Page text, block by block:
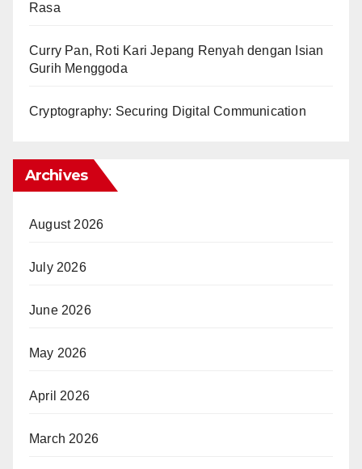
Rasa
Curry Pan, Roti Kari Jepang Renyah dengan Isian
Gurih Menggoda
Cryptography: Securing Digital Communication
Archives
August 2026
July 2026
June 2026
May 2026
April 2026
March 2026